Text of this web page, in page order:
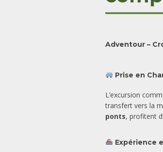
Adventour –
Prise en
L’excursion
transfert vers la
ponts, profitent
Expérience